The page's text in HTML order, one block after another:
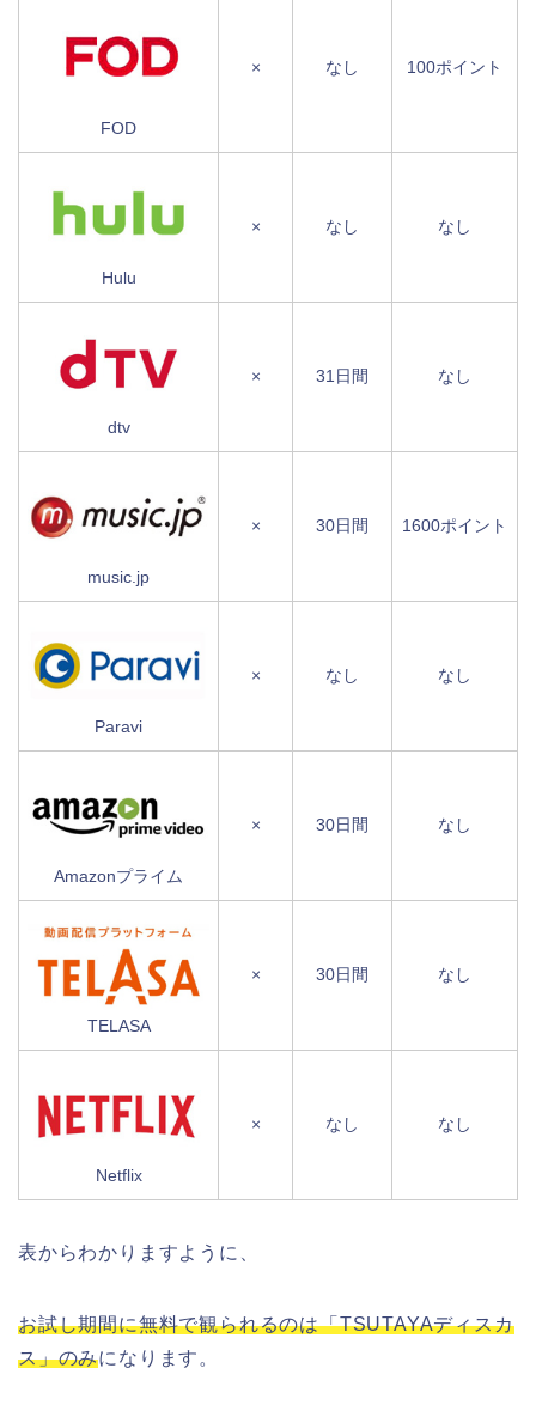
FOD
× なし 100ポイント
Hulu
× なし なし
dtv
× 31日間 なし
music.jp
× 30日間 1600ポイント
Paravi
× なし なし
Amazonプライム
× 30日間 なし
TELASA
× 30日間 なし
Netflix
× なし なし
表からわかりますように、
お試し期間に無料で観られるのは「TSUTAYAディスカ
ス」のみになります。